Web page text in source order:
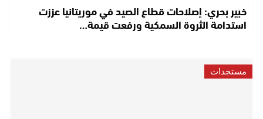
خبير بحري: إصلاحات قطاع الصيد في موريتانيا عززت
استدامة الثروة السمكية ورفعت قيمة…
مستجدات